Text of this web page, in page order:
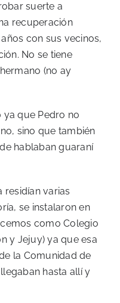
suerte a
recuperación
con sus vecinos,
No se tiene
(no ay
ya que Pedro no
sino que también
hablaban guaraní
residían varias
se instalaron en
como Colegio
y Jejuy) ya que esa
la Comunidad de
hasta allí y